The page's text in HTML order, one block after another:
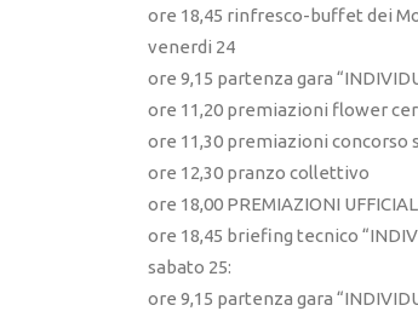
ore 18,45 rinfresco-buffet dei
venerdi 24
ore 9,15 partenza gara
ore 11,20 premiazioni flower
ore 11,30 premiazioni concorso
ore 12,30 pranzo collettivo
ore 18,00 PREMIAZIONI
ore 18,45 briefing tecnico
sabato 25:
ore 9,15 partenza gara